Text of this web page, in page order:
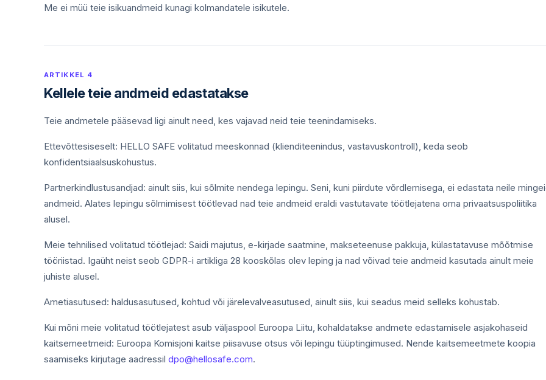
Me ei müü teie isikuandmeid kunagi kolmandatele isikutele.
ARTIKKEL 4
Kellele teie andmeid edastatakse
Teie andmetele pääsevad ligi ainult need, kes vajavad neid teie teenindamiseks.
Ettevõttesiseselt: HELLO SAFE volitatud meeskonnad (klienditeenindus, vastavuskontroll), keda seob
konfidentsiaalsuskohustus.
Partnerkindlustusandjad: ainult siis, kui sõlmite nendega lepingu. Seni, kuni piirdute võrdlemisega, ei edastata neile
andmeid. Alates lepingu sõlmimisest töötlevad nad teie andmeid eraldi vastutavate töötlejatena oma privaatsuspoliitika
alusel.
Meie tehnilised volitatud töötlejad: Saidi majutus, e-kirjade saatmine, makseteenuse pakkuja, külastatavuse mõõtmise
tööriistad. Igaüht neist seob GDPR-i artikliga 28 kooskõlas olev leping ja nad võivad teie andmeid kasutada ainult meie
juhiste alusel.
Ametiasutused: haldusasutused, kohtud või järelevalveasutused, ainult siis, kui seadus meid selleks kohustab.
Kui mõni meie volitatud töötlejatest asub väljaspool Euroopa Liitu, kohaldatakse andmete edastamisele asjakohaseid
kaitsemeetmeid: Euroopa Komisjoni kaitse piisavuse otsus või lepingu tüüptingimused. Nende kaitsemeetmete koopia
saamiseks kirjutage aadressil dpo@hellosafe.com.